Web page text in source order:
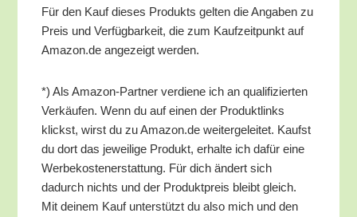
Für den Kauf die­ses Pro­dukts gel­ten die Anga­ben zu
Preis und Ver­füg­bar­keit, die zum Kauf­zeit­punkt auf
Amazon.de ange­zeigt werden.
*) Als Ama­zon-Part­ner ver­die­ne ich an qua­li­fi­zier­ten
Ver­käu­fen. Wenn du auf einen der Pro­dukt­links
klickst, wirst du zu Amazon.de wei­ter­ge­lei­tet. Kaufst
du dort das jewei­li­ge Pro­dukt, erhal­te ich dafür eine
Wer­be­kos­ten­er­stat­tung. Für dich ändert sich
dadurch nichts und der Pro­dukt­preis bleibt gleich.
Mit dei­nem Kauf unter­stützt du also mich und den